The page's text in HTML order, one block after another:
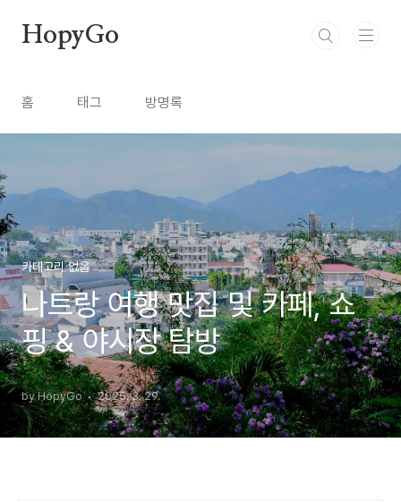
HopyGo
홈 태그 방명록
카테고리 없음
나트랑 여행 맛집 및 카페, 쇼
핑 & 야시장 탐방
by HopyGo 2025. 3. 29.